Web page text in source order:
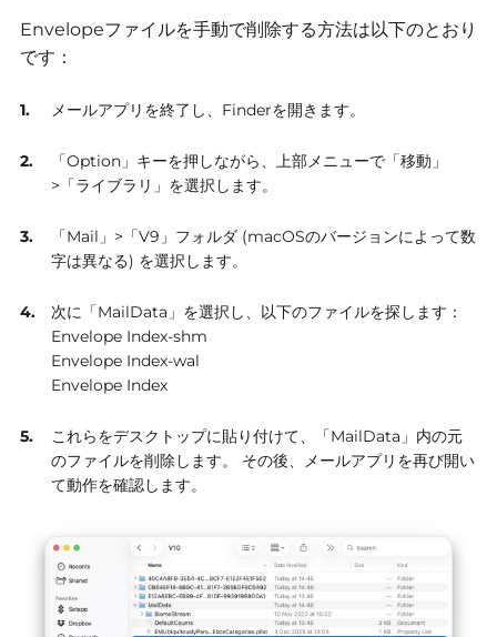
Envelopeファイルを手動で削除する方法は以下のとおり
です：
メールアプリを終了し、Finderを開きます。
「Option」キーを押しながら、上部メニューで「移動」
>「ライブラリ」を選択します。
「Mail」>「V9」フォルダ (macOSのバージョンによって数
字は異なる) を選択します。
次に「MailData」を選択し、以下のファイルを探します：
Envelope Index-shm
Envelope Index-wal
Envelope Index
これらをデスクトップに貼り付けて、「MailData」内の元
のファイルを削除します。
その後、メールアプリを再び開い
て動作を確認します。